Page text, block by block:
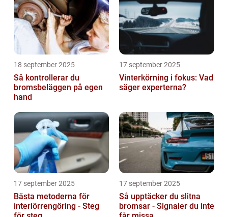
18 september 2025
Så kontrollerar du
bromsbeläggen på egen
hand
17 september 2025
Vinterkörning i fokus: Vad
säger experterna?
17 september 2025
Bästa metoderna för
interiörrengöring - Steg
17 september 2025
Så upptäcker du slitna
bromsar - Signaler du inte